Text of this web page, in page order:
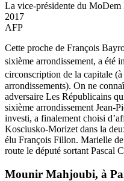
La vice-présidente du MoDem
2017
AFP
Cette proche de François
sixième arrondissement, a été
circonscription de la capitale
arrondissements). On ne
adversaire Les Républicains
sixième arrondissement Jean-
investi, a finalement choisi
Kosciusko-Morizet dans la
élu François Fillon. Marielle
route le député sortant Pascal
Mounir Mahjoubi, à